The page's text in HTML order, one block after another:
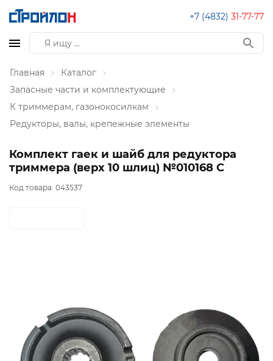
+7 (4832) 31-77-77
Главная
Каталог
Запасные части и комплектующие
К триммерам, газонокосилкам
Редукторы, валы, крепежные элементы
Комплект гаек и шайб для редуктора
триммера (верх 10 шлиц) №010168 C
Код товара: 043537